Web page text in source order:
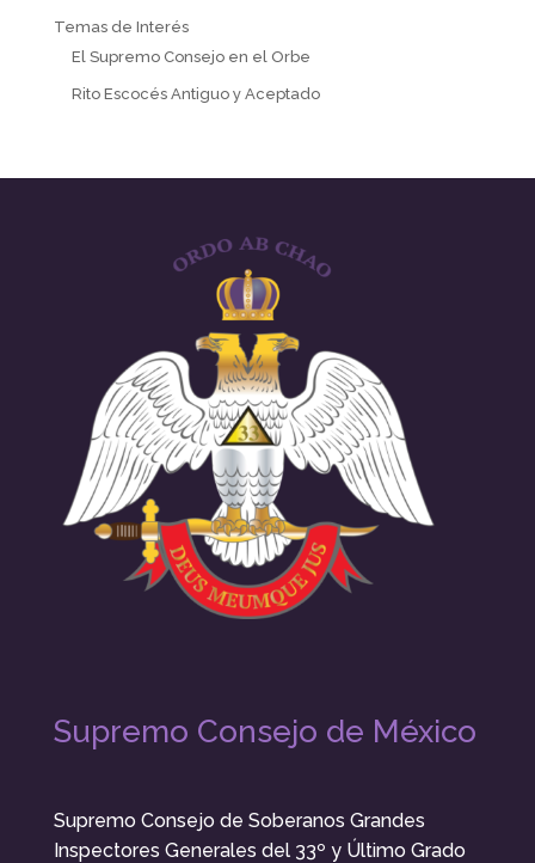
Temas de Interés
El Supremo Consejo en el Orbe
Rito Escocés Antiguo y Aceptado
Supremo Consejo de México
Supremo Consejo de Soberanos Grandes
Inspectores Generales del 33º y Último Grado